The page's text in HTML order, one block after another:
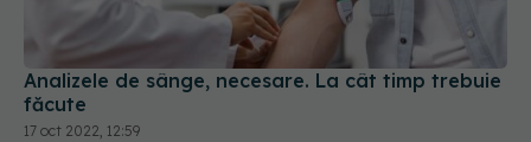
Analizele de sânge, necesare. La cât timp trebuie
făcute
17 oct 2022, 12:59